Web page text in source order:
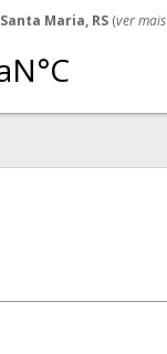
Santa Maria, RS (ver mais